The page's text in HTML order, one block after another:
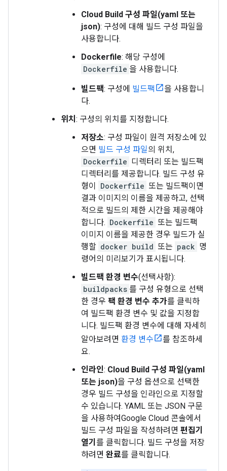
Cloud Build 구성 파일(yaml 또는
json): 구성에 대해 빌드 구성 파일을
사용합니다.
Dockerfile: 해당 구성에
Dockerfile 을 사용합니다.
빌드팩: 구성에 빌드팩
을 사용합니
다.
위치 : 구성의 위치를 지정합니다.
저장소: 구성 파일이 원격 저장소에 있
으면 빌드 구성 파일의 위치,
Dockerfile 디렉터리 또는 빌드팩
디렉터리를 제공합니다. 빌드 구성 유
형이
Dockerfile 또는 빌드팩이면
결과 이미지의 이름을 제공하고, 선택
적으로 빌드의 제한 시간을 제공해야
합니다. Dockerfile 또는 빌드팩
이미지 이름을 제공한 경우 빌드가 실
행할 docker build 또는 pack 명
령어의 미리보기가 표시됩니다.
빌드팩 환경 변수(선택사항):
buildpacks 를 구성 유형으로 선택
한 경우 팩 환경 변수 추가를 클릭하
여 빌드팩 환경 변수 및 값을 지정합
니다. 빌드팩 환경 변수에 대해 자세히
알아보려면 환경 변수
를 참조하세
요.
인라인: Cloud Build 구성 파일(yaml
또는 json)을 구성 옵션으로 선택한
경우 빌드 구성을 인라인으로 지정할
수 있습니다. YAML 또는 JSON 구문
을 사용하여Google Cloud 콘솔에서
빌드 구성 파일을 작성하려면 편집기
열기 를 클릭합니다. 빌드 구성을 저장
하려면 완료를 클릭합니다.